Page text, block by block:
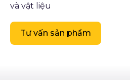
và vật liệu
Tư vấn sản phẩm